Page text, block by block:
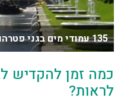
135 עמודי מים בגני פטרהוף צילום: רונית סבירסקי
כמה זמן להקדיש
לראות?